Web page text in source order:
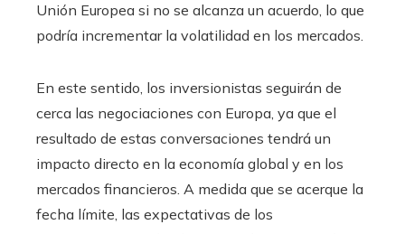
Unión Europea si no se alcanza un acuerdo, lo que
podría incrementar la volatilidad en los mercados.
En este sentido, los inversionistas seguirán de
cerca las negociaciones con Europa, ya que el
resultado de estas conversaciones tendrá un
impacto directo en la economía global y en los
mercados financieros. A medida que se acerque la
fecha límite, las expectativas de los